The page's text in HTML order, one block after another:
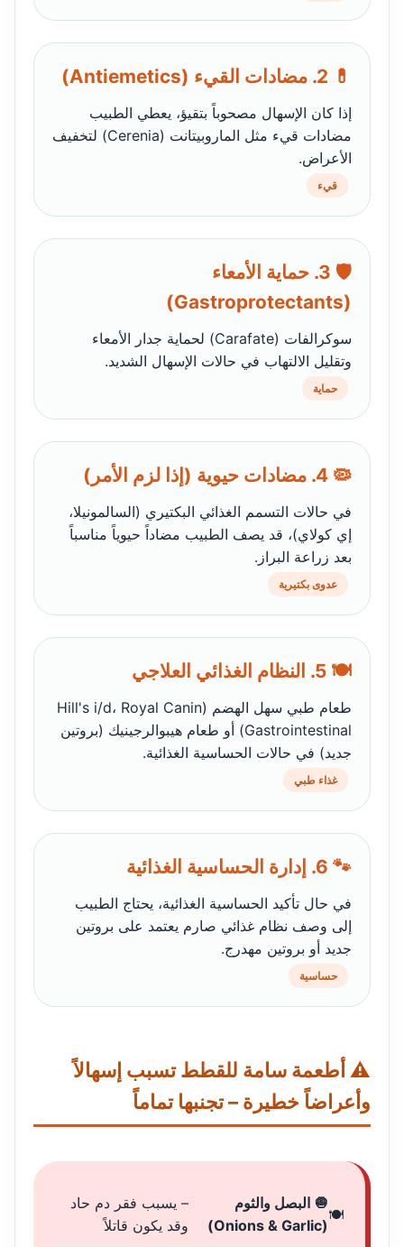
💊 2. مضادات القيء (Antiemetics)
إذا كان الإسهال مصحوباً بتقيؤ، يعطي الطبيب
مضادات قيء مثل الماروبيتانت (Cerenia) لتخفيف
الأعراض.
قيء
🛡️ 3. حماية الأمعاء
(Gastroprotectants)
سوكرالفات (Carafate) لحماية جدار الأمعاء
وتقليل الالتهاب في حالات الإسهال الشديد.
حماية
🦠 4. مضادات حيوية (إذا لزم الأمر)
في حالات التسمم الغذائي البكتيري (السالمونيلا،
إي كولاي)، قد يصف الطبيب مضاداً حيوياً مناسباً
بعد زراعة البراز.
عدوى بكتيرية
🍽️ 5. النظام الغذائي العلاجي
طعام طبي سهل الهضم (Hill's i/d، Royal Canin
Gastrointestinal) أو طعام هيبوالرجينيك (بروتين
جديد) في حالات الحساسية الغذائية.
غذاء طبي
🐾 6. إدارة الحساسية الغذائية
في حال تأكيد الحساسية الغذائية، يحتاج الطبيب
إلى وصف نظام غذائي صارم يعتمد على بروتين
جديد أو بروتين مهدرج.
حساسية
⚠️ أطعمة سامة للقطط تسبب إسهالاً
وأعراضاً خطيرة – تجنبها تماماً
🧅 البصل والثوم
(Onions & Garlic)
– يسبب فقر دم حاد
وقد يكون قاتلاً